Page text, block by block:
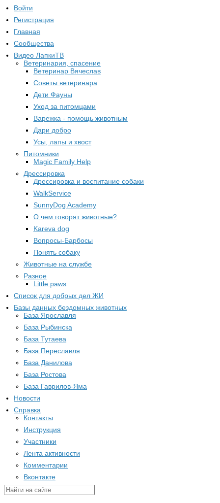
Войти
Регистрация
Главная
Сообщества
Видео ЛапкиТВ
Ветеринария, спасение
Ветеринар Вячеслав
Советы ветеринара
Дети Фауны
Уход за питомцами
Варежка - помощь животным
Дари добро
Усы, лапы и хвост
Питомники
Magic Family Help
Дрессировка
Дрессировка и воспитание собаки
WalkService
SunnyDog Academy
О чем говорят животные?
Kareva dog
Вопросы-Барбосы
Понять собаку
Животные на службе
Разное
Little paws
Список для добрых дел ЖИ
Базы данных бездомных животных
База Ярославля
База Рыбинска
База Тутаева
База Переславля
База Данилова
База Ростова
База Гаврилов-Яма
Новости
Справка
Контакты
Инструкция
Участники
Лента активности
Комментарии
Вконтакте